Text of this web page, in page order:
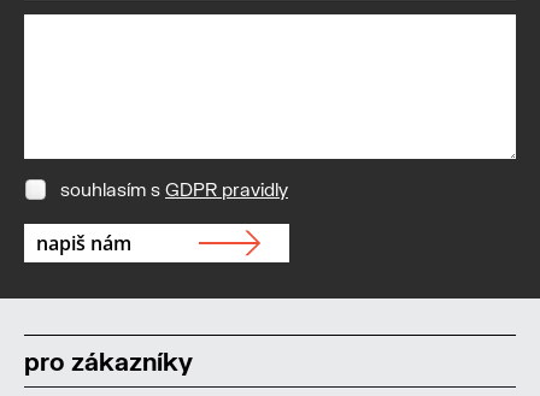
souhlasím s GDPR pravidly
pro zákazníky